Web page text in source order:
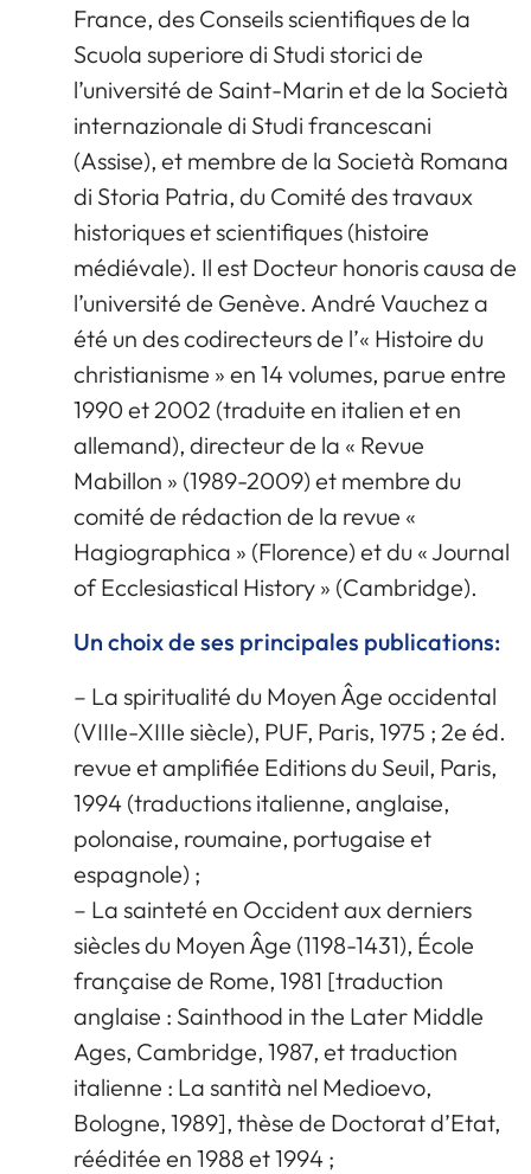
France, des Conseils scientifiques de la
Scuola superiore di Studi storici de
l’université de Saint-Marin et de la Società
internazionale di Studi francescani
(Assise), et membre de la Società Romana
di Storia Patria, du Comité des travaux
historiques et scientifiques (histoire
médiévale). Il est Docteur honoris causa de
l’université de Genève. André Vauchez a
été un des codirecteurs de l’« Histoire du
christianisme » en 14 volumes, parue entre
1990 et 2002 (traduite en italien et en
allemand), directeur de la « Revue
Mabillon » (1989-2009) et membre du
comité de rédaction de la revue «
Hagiographica » (Florence) et du « Journal
of Ecclesiastical History » (Cambridge).
Un choix de ses principales publications:
– La spiritualité du Moyen Âge occidental
(VIIIe-XIIIe siècle), PUF, Paris, 1975 ; 2e éd.
revue et amplifiée Editions du Seuil, Paris,
1994 (traductions italienne, anglaise,
polonaise, roumaine, portugaise et
espagnole) ;
– La sainteté en Occident aux derniers
siècles du Moyen Âge (1198-1431), École
française de Rome, 1981 [traduction
anglaise : Sainthood in the Later Middle
Ages, Cambridge, 1987, et traduction
italienne : La santità nel Medioevo,
Bologne, 1989], thèse de Doctorat d’Etat,
rééditée en 1988 et 1994 ;